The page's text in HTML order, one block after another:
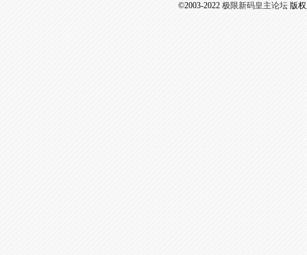
©2003-2022 极限新码皇主论坛版权